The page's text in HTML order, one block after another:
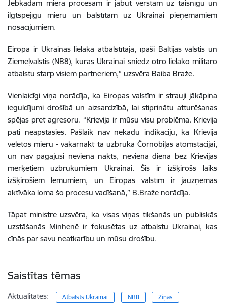
Jebkādam miera procesam ir jābūt vērstam uz taisnīgu un
ilgtspējīgu mieru un balstītam uz Ukrainai pieņemamiem
nosacījumiem.
Eiropa ir Ukrainas lielākā atbalstītāja, īpaši Baltijas valstis un
Ziemeļvalstis (NB8), kuras Ukrainai sniedz otro lielāko militāro
atbalstu starp visiem partneriem,” uzsvēra Baiba Braže.
Vienlaicīgi viņa norādīja, ka Eiropas valstīm ir strauji jākāpina
ieguldījumi drošībā un aizsardzībā, lai stiprinātu atturēšanas
spējas pret agresoru. “Krievija ir mūsu visu problēma. Krievija
pati neapstāsies. Pašlaik nav nekādu indikāciju, ka Krievija
vēlētos mieru - vakarnakt tā uzbruka Čornobiļas atomstacijai,
un nav pagājusi neviena nakts, neviena diena bez Krievijas
mērķētiem uzbrukumiem Ukrainai. Šis ir izšķirošs laiks
izšķirošiem lēmumiem, un Eiropas valstīm ir jāuzņemas
aktīvāka loma šo procesu vadīšanā,” B.Braže norādīja.
Tāpat ministre uzsvēra, ka visas viņas tikšanās un publiskās
uzstāšanās Minhenē ir fokusētas uz atbalstu Ukrainai, kas
cīnās par savu neatkarību un mūsu drošību.
Saistītas tēmas
Aktualitātes: Atbalsts Ukrainai NB8 Ziņas